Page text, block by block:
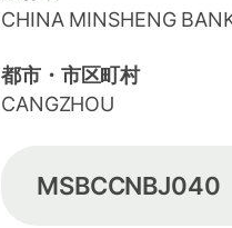
CHINA MINSHENG
都市・市区町村
CANGZHOU
MSBCCNBJ040